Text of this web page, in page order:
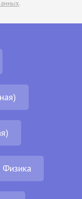
.
Физика